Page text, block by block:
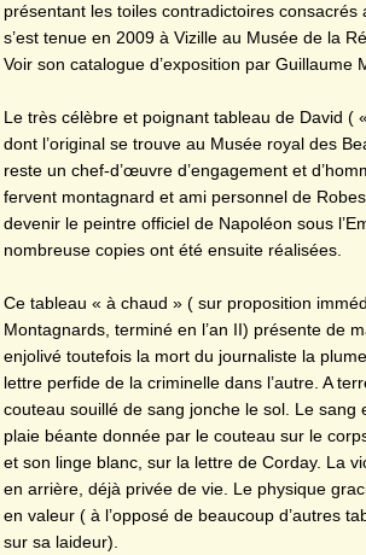
présentant les toiles contradictoires consacrés
s’est tenue en 2009 à Vizille au Musée de la
Voir son catalogue d’exposition par Guillaume
Le très célèbre et poignant tableau de David (
dont l’original se trouve au Musée royal des
reste un chef-d’œuvre d’engagement et
fervent montagnard et ami personnel de
devenir le peintre officiel de Napoléon sous
nombreuse copies ont été ensuite réalisées.
Ce tableau « à chaud » ( sur proposition
Montagnards, terminé en l’an II) présente de
enjolivé toutefois la mort du journaliste la
lettre perfide de la criminelle dans l’autre. A
couteau souillé de sang jonche le sol. Le sang
plaie béante donnée par le couteau sur le
et son linge blanc, sur la lettre de Corday. La
en arrière, déjà privée de vie. Le physique
en valeur ( à l’opposé de beaucoup d’autres
sur sa laideur).